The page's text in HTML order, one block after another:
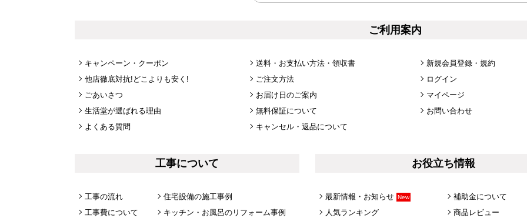
ご利用案内
キャンペーン・クーポン
他店徹底対抗!どこよりも安く!
ごあいさつ
生活堂が選ばれる理由
よくある質問
送料・お支払い方法・領収書
ご注文方法
お届け日のご案内
無料保証について
キャンセル・返品について
新規会員登録・規約
ログイン
マイページ
お問い合わせ
工事について
工事の流れ
工事費について
住宅設備の施工事例
キッチン・お風呂のリフォーム事例
お役立ち情報
最新情報・お知らせ New
人気ランキング
補助金について
商品レビュー